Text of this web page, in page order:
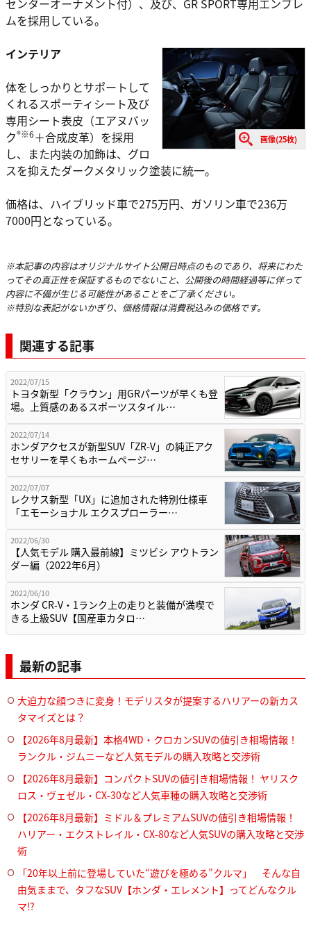
センターオーナメント付）、及び、GR SPORT専用エンブレ
ムを採用している。
画像(25枚)
インテリア
体をしっかりとサポートして
くれるスポーティシート及び
専用シート表皮（エアヌバッ
ク®※6＋合成皮革）を採用
し、また内装の加飾は、グロ
スを抑えたダークメタリック塗装に統一。
価格は、ハイブリッド車で275万円、ガソリン車で236万
7000円となっている。
※本記事の内容はオリジナルサイト公開日時点のものであり、将来にわた
ってその真正性を保証するものでないこと、公開後の時間経過等に伴って
内容に不備が生じる可能性があることをご了承ください。
※特別な表記がないかぎり、価格情報は消費税込みの価格です。
関連する記事
2022/07/15
トヨタ新型「クラウン」用GRパーツが早くも登
場。上質感のあるスポーツスタイル…
2022/07/14
ホンダアクセスが新型SUV「ZR-V」の純正アク
セサリーを早くもホームページ…
2022/07/07
レクサス新型「UX」に追加された特別仕様車
「エモーショナル エクスプローラー…
2022/06/30
【人気モデル 購入最前線】ミツビシ アウトラン
ダー編（2022年6月）
2022/06/10
ホンダ CR-V・1ランク上の走りと装備が満喫で
きる上級SUV【国産車カタロ…
最新の記事
大迫力な顔つきに変身！モデリスタが提案するハリアーの新カス
タマイズとは？
【2026年8月最新】本格4WD・クロカンSUVの値引き相場情報！
ランクル・ジムニーなど人気モデルの購入攻略と交渉術
【2026年8月最新】コンパクトSUVの値引き相場情報！ ヤリスク
ロス・ヴェゼル・CX-30など人気車種の購入攻略と交渉術
【2026年8月最新】ミドル＆プレミアムSUVの値引き相場情報！
ハリアー・エクストレイル・CX-80など人気SUVの購入攻略と交渉
術
「20年以上前に登場していた“遊びを極める”クルマ」 そんな自
由気ままで、タフなSUV【ホンダ・エレメント】ってどんなクル
マ⁉︎